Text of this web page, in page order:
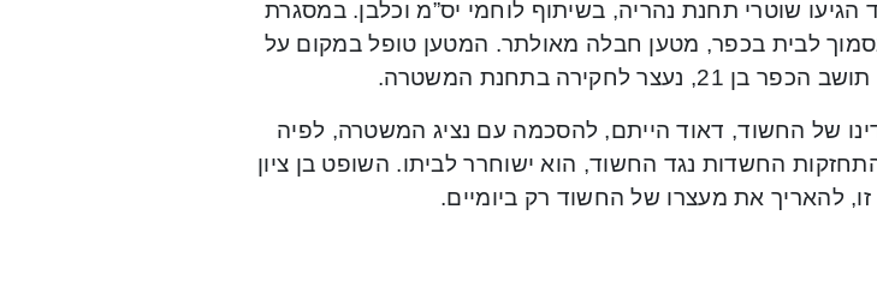
שוטרי תחנת נהריה, בשיתוף לוחמי יס”מ וכלבן. במסגרת
לבית בכפר, מטען חבלה מאולתר. המטען טופל במקום על
לחקירה בתחנת המשטרה.
דינו של החשוד, דאוד הייתם, להסכמה עם נציג המשטרה, לפיה
החשדות נגד החשוד, הוא ישוחרר לביתו. השופט בן ציון
להאריך את מעצרו של החשוד רק ביומיים.